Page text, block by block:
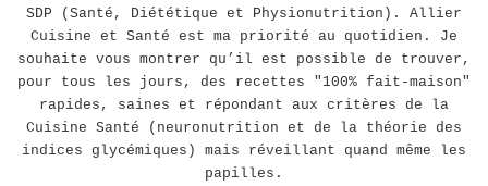
SDP (Santé, Diététique et Physionutrition). Allier
Cuisine et Santé est ma priorité au quotidien. Je
souhaite vous montrer qu’il est possible de trouver,
pour tous les jours, des recettes "100% fait-maison"
rapides, saines et répondant aux critères de la
Cuisine Santé (neuronutrition et de la théorie des
indices glycémiques) mais réveillant quand même les
papilles.